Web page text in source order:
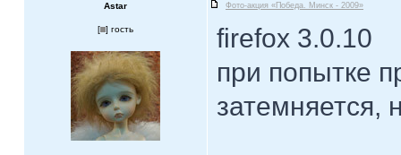
Astar Фото-акция «Победа. Минск - 2009»
[ ] гость
firefox 3.0.10
при попытке
затемняется,